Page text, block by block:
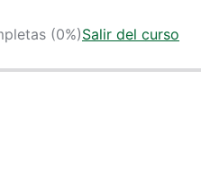
(0%)Salir del curso